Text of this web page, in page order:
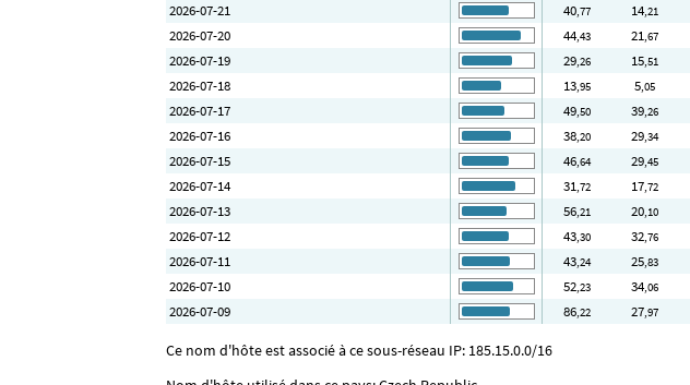
2026-07-21
40,77 14,21
2026-07-20
44,43 21,67
2026-07-19
29,26 15,51
2026-07-18
13,95 5,05
2026-07-17
49,50 39,26
2026-07-16
38,20 29,34
2026-07-15
46,64 29,45
2026-07-14
31,72 17,72
2026-07-13
56,21 20,10
2026-07-12
43,30 32,76
2026-07-11
43,24 25,83
2026-07-10
52,23 34,06
2026-07-09
86,22 27,97
Ce nom d'hôte est associé à ce sous-réseau IP: 185.15.0.0/16